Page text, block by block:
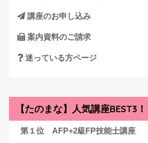
講座のお申し込み
案内資料のご請求
迷っている方ページ
【たのまな】人気講座BEST3！
第１位 AFP+2級FP技能士講座